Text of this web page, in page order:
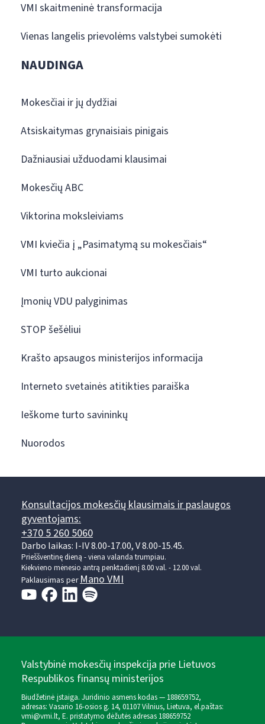
VMI skaitmeninė transformacija
Vienas langelis prievolėms valstybei sumokėti
NAUDINGA
Mokesčiai ir jų dydžiai
Atsiskaitymas grynaisiais pinigais
Dažniausiai užduodami klausimai
Mokesčių ABC
Viktorina moksleiviams
VMI kviečia į „Pasimatymą su mokesčiais“
VMI turto aukcionai
Įmonių VDU palyginimas
STOP šešėliui
Krašto apsaugos ministerijos informacija
Interneto svetainės atitikties paraiška
Ieškome turto savininkų
Nuorodos
Konsultacijos mokesčių klausimais ir paslaugos
gyventojams:
+370 5 260 5060
Darbo laikas: I-IV 8.00-17.00, V 8.00-15.45.
Prieššventinę dieną - viena valanda trumpiau.
Kiekvieno mėnesio antrą penktadienį 8.00 val. - 12.00 val.
Paklausimas perMano VMI
Valstybinė mokesčių inspekcija prie Lietuvos
Respublikos finansų ministerijos
Biudžetinė įstaiga. Juridinio asmens kodas — 188659752,
adresas: Vasario 16-osios g. 14, 01107 Vilnius, Lietuva, el.paštas:
vmi@vmi.lt, E. pristatymo dėžutės adresas 188659752